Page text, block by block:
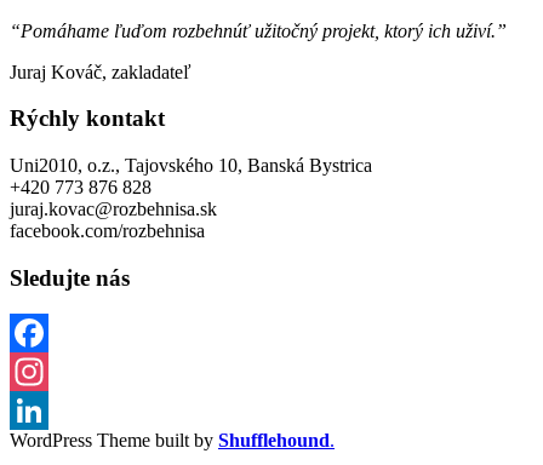
“Pomáhame ľuďom rozbehnúť užitočný projekt, ktorý ich uživí.”
Juraj Kováč, zakladateľ
Rýchly kontakt
Uni2010, o.z., Tajovského 10, Banská Bystrica
+420 773 876 828
juraj.kovac@rozbehnisa.sk
facebook.com/rozbehnisa
Sledujte nás
Facebook
Instagram
LinkedIn
WordPress Theme built by Shufflehound.